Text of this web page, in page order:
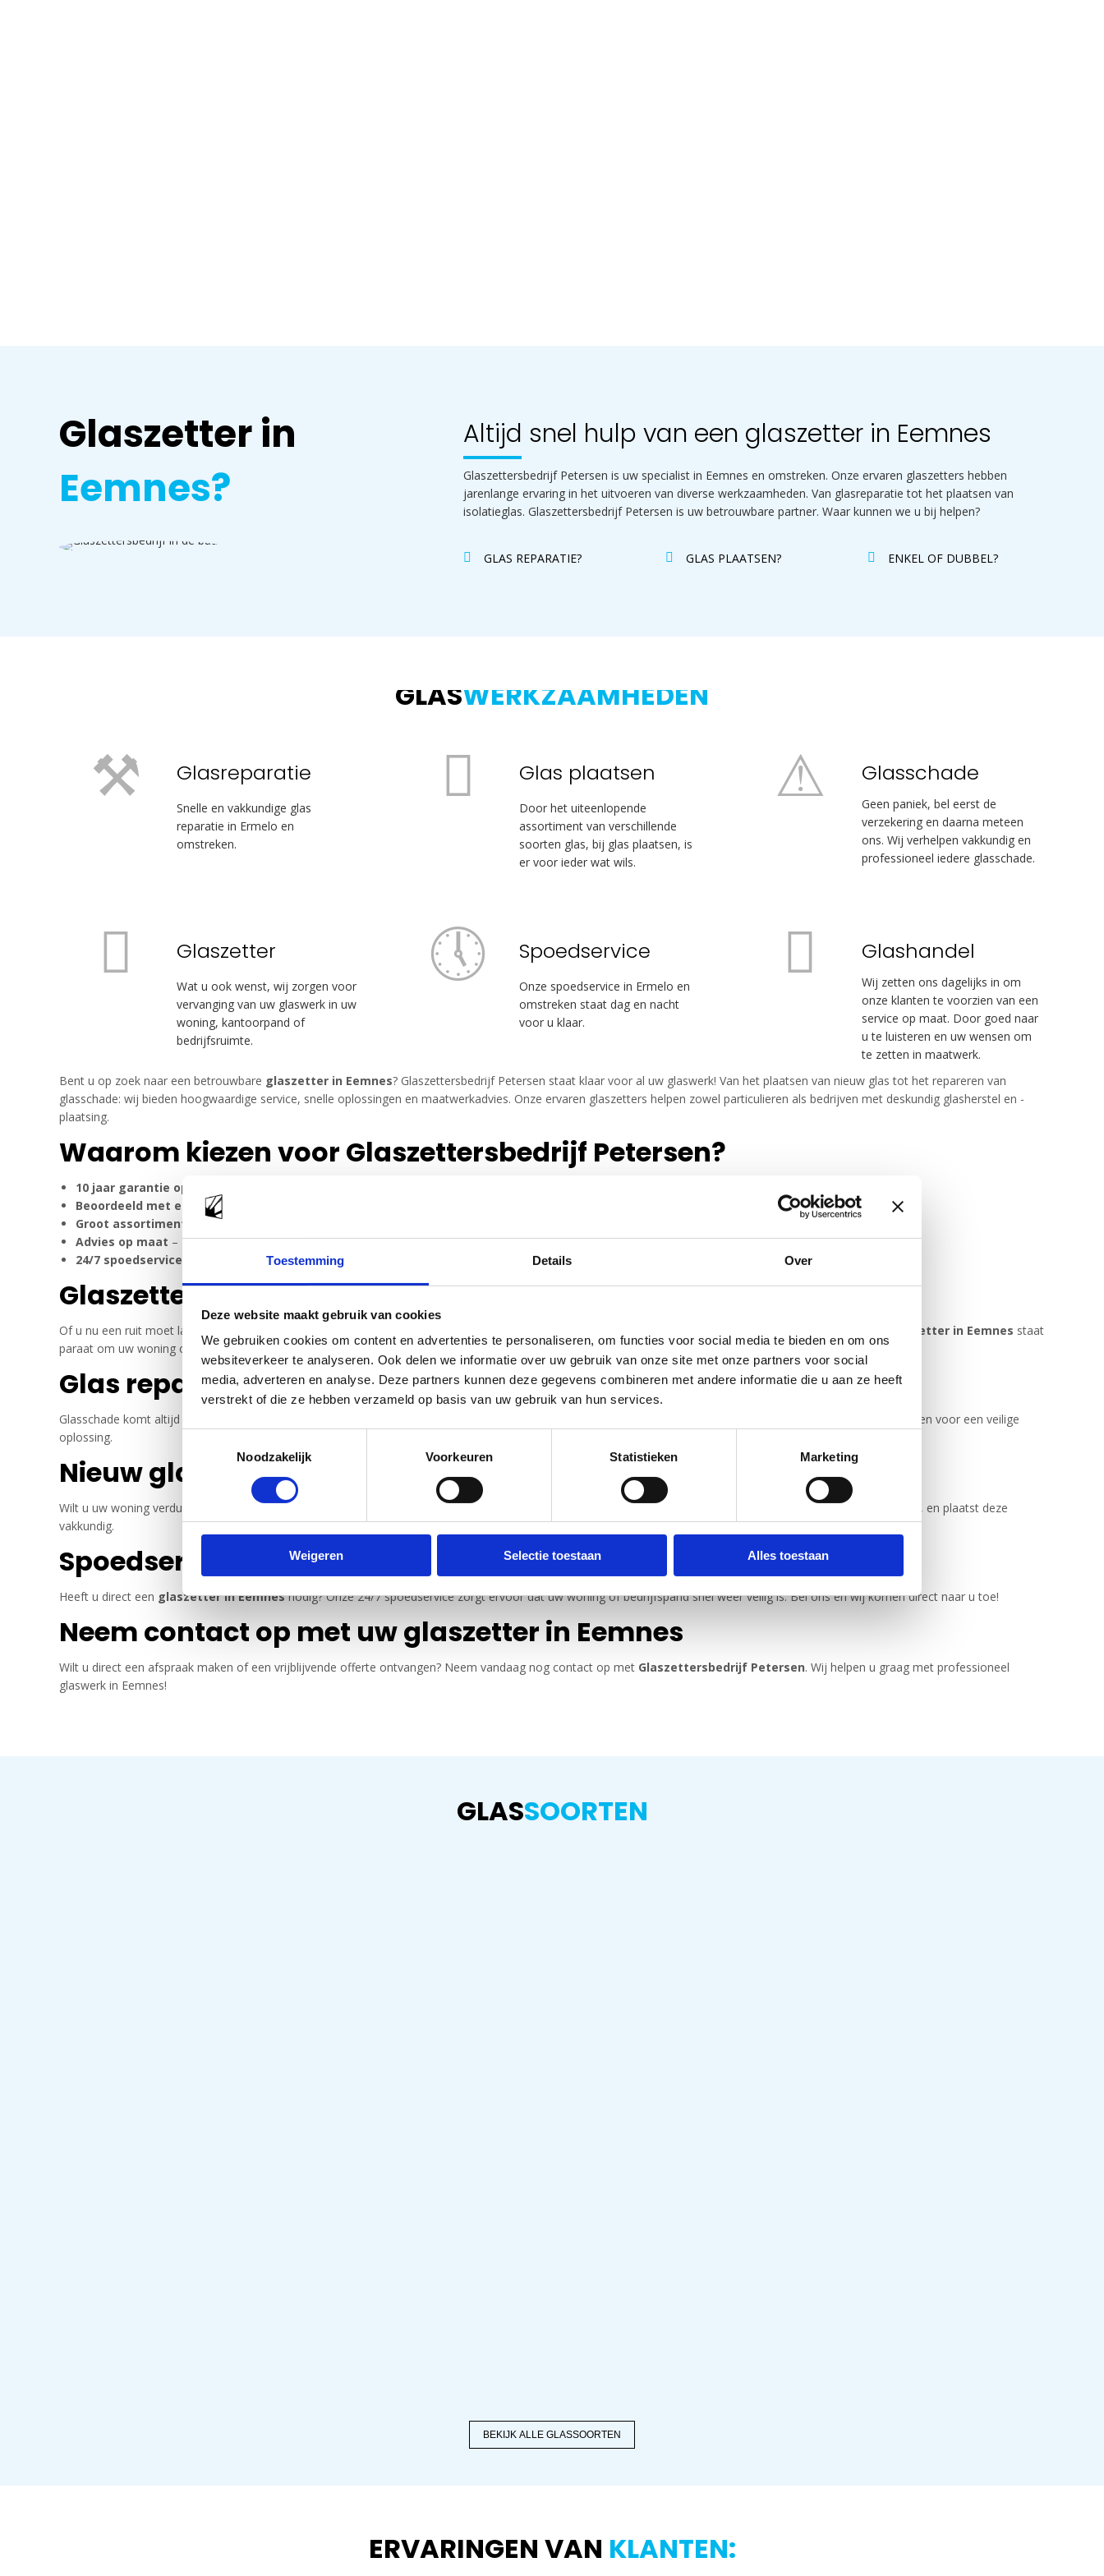
Toestemming Details Over
Deze website maakt gebruik van cookies
We gebruiken cookies om content en advertenties te personaliseren, om functies voor social media te bieden en om ons
websiteverkeer te analyseren. Ook delen we informatie over uw gebruik van onze site met onze partners voor social
media, adverteren en analyse. Deze partners kunnen deze gegevens combineren met andere informatie die u aan ze heeft
verstrekt of die ze hebben verzameld op basis van uw gebruik van hun services.
Noodzakelijk
Voorkeuren Statistieken Marketing
Weigeren Selectie toestaan Alles toestaan
Glaszetter in
Eemnes?
Altijd snel hulp van een glaszetter in Eemnes
Glaszettersbedrijf Petersen is uw specialist in Eemnes en omstreken. Onze ervaren glaszetters hebben
jarenlange ervaring in het uitvoeren van diverse werkzaamheden. Van glasreparatie tot het plaatsen van
isolatieglas. Glaszettersbedrijf Petersen is uw betrouwbare partner. Waar kunnen we u bij helpen?
GLAS REPARATIE? GLAS PLAATSEN? ENKEL OF DUBBEL?
GLASWERKZAAMHEDEN
Glasreparatie
Snelle en vakkundige glas
reparatie in Ermelo en
omstreken.
Glas plaatsen
Door het uiteenlopende
assortiment van verschillende
soorten glas, bij glas plaatsen, is
er voor ieder wat wils.
Glasschade
Geen paniek, bel eerst de
verzekering en daarna meteen
ons. Wij verhelpen vakkundig en
professioneel iedere glasschade.
Glaszetter
Wat u ook wenst, wij zorgen voor
vervanging van uw glaswerk in uw
woning, kantoorpand of
bedrijfsruimte.
Spoedservice
Onze spoedservice in Ermelo en
omstreken staat dag en nacht
voor u klaar.
Glashandel
Wij zetten ons dagelijks in om
onze klanten te voorzien van een
service op maat. Door goed naar
u te luisteren en uw wensen om
te zetten in maatwerk.
Bent u op zoek naar een betrouwbare glaszetter in Eemnes? Glaszettersbedrijf Petersen staat klaar voor al uw glaswerk! Van het plaatsen van nieuw glas tot het repareren van
glasschade: wij bieden hoogwaardige service, snelle oplossingen en maatwerkadvies. Onze ervaren glaszetters helpen zowel particulieren als bedrijven met deskundig glasherstel en -
plaatsing.
Waarom kiezen voor Glaszettersbedrijf Petersen?
10 jaar garantie op dubbel glas
Beoordeeld met een 9.0– Klanten waarderen onze vakmanschap en service.
Groot assortiment glas– Van HR++ glas tot veiligheidsglas, wij leveren het.
Advies op maat – Persoonlijk glasadvies voor de beste keuze.
24/7 spoedservice – Bij glasschade direct hulp, dag en nacht.
Glaszetter in Eemnes voor al uw glaswerk
Of u nu een ruit moet laten vervangen, dubbel glas wilt laten plaatsen of te maken heeft met een acuut glasprobleem: wij helpen u snel en vakkundig. Onze glaszetter in Eemnes staat
paraat om uw woning of bedrijfspand te voorzien van veilig en energiezuinig glas.
Glas reparatie en vervanging
Glasschade komt altijd ongelegen. Daarom bieden wij een snelle en efficiënte
. Wij vervangen uw gebroken ruit direct en zorgen voor een veilige
oplossing.
Nieuw glas laten plaatsen
Wilt u uw woning verduurzamen of uw oude ramen vervangen? Onze glaszetter in Eemnes
adviseert u over de beste glasoplossingen, zoals HR++ of triple glas, en plaatst deze
vakkundig.
Spoedservice bij glasschade
Heeft u direct een glaszetter in Eemnesnodig? Onze 24/7 spoedservice zorgt ervoor dat uw woning of bedrijfspand snel weer veilig is. Bel ons en wij komen direct naar u toe!
Neem contact op met uw glaszetter in Eemnes
Wilt u direct een afspraak maken of een vrijblijvende offerte ontvangen? Neem vandaag nog contact op met Glaszettersbedrijf Petersen. Wij helpen u graag met professioneel
glaswerk in Eemnes!
GLASSOORTEN
BEKIJK ALLE GLASSOORTEN
ERVARINGEN VAN KLANTEN: